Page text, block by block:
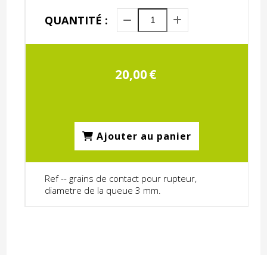
20,00€
QUANTITÉ :
Ajouter au panier
Ref -- grains de contact pour rupteur,
diametre de la queue 3 mm.